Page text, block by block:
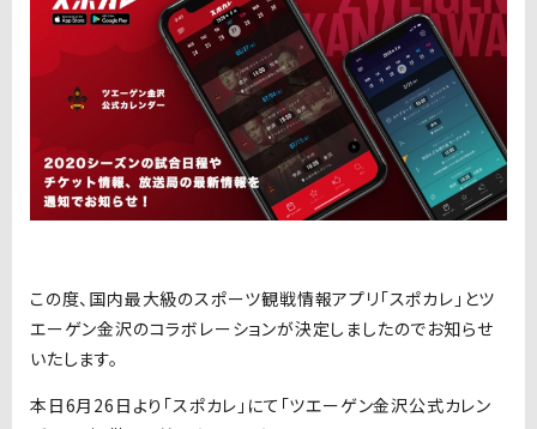
この度、国内最大級のスポーツ観戦情報アプリ「スポカレ」とツ
エーゲン金沢のコラボレーションが決定しましたのでお知らせ
いたします。
本日6月26日より「スポカレ」にて「ツエーゲン金沢公式カレン